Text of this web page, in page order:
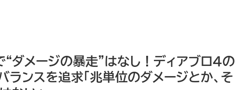
メージの暴走”はなし！ディアブロ4の
ランスを追求「兆単位のダメージとか、そ